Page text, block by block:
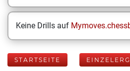
Keine Drills auf
STARTSEITE